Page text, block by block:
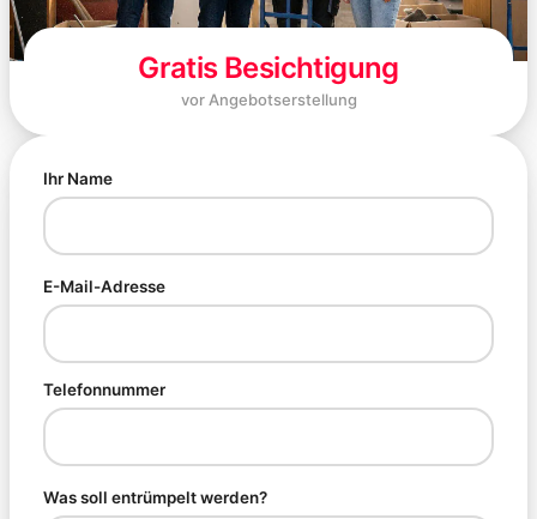
Gratis Besichtigung
vor Angebotserstellung
Ihr Name
E-Mail-Adresse
Telefonnummer
Was soll entrümpelt werden?